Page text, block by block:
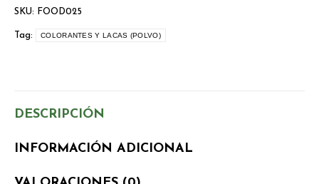
SKU: FOOD025
Tag: COLORANTES Y LACAS (POLVO)
DESCRIPCIÓN
INFORMACIÓN ADICIONAL